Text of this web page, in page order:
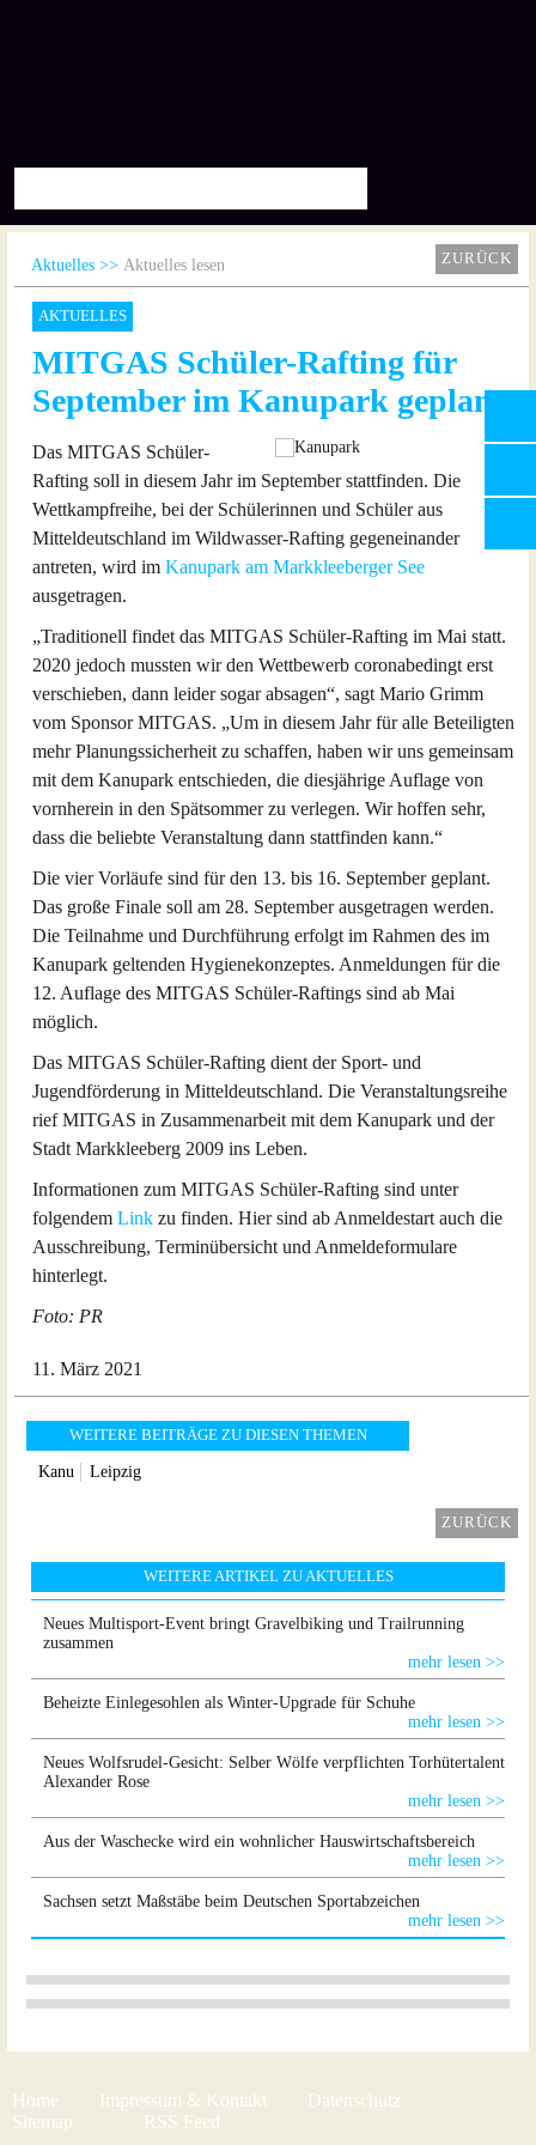
ZURÜCK
Aktuelles Aktuelles lesen
AKTUELLES
MITGAS Schüler-Rafting für
September im Kanupark geplant
Das MITGAS Schüler-
Rafting soll in diesem Jahr im September stattfinden. Die
Wettkampfreihe, bei der Schülerinnen und Schüler aus
Mitteldeutschland im Wildwasser-Rafting gegeneinander
antreten, wird im Kanupark am Markkleeberger See
ausgetragen.
„Traditionell findet das MITGAS Schüler-Rafting im Mai statt.
2020 jedoch mussten wir den Wettbewerb coronabedingt erst
verschieben, dann leider sogar absagen“, sagt Mario Grimm
vom Sponsor MITGAS. „Um in diesem Jahr für alle Beteiligten
mehr Planungssicherheit zu schaffen, haben wir uns gemeinsam
mit dem Kanupark entschieden, die diesjährige Auflage von
vornherein in den Spätsommer zu verlegen. Wir hoffen sehr,
dass die beliebte Veranstaltung dann stattfinden kann.“
Die vier Vorläufe sind für den 13. bis 16. September geplant.
Das große Finale soll am 28. September ausgetragen werden.
Die Teilnahme und Durchführung erfolgt im Rahmen des im
Kanupark geltenden Hygienekonzeptes. Anmeldungen für die
12. Auflage des MITGAS Schüler-Raftings sind ab Mai
möglich.
Das MITGAS Schüler-Rafting dient der Sport- und
Jugendförderung in Mitteldeutschland. Die Veranstaltungsreihe
rief MITGAS in Zusammenarbeit mit dem Kanupark und der
Stadt Markkleeberg 2009 ins Leben.
Informationen zum MITGAS Schüler-Rafting sind unter
folgendem Link zu finden. Hier sind ab Anmeldestart auch die
Ausschreibung, Terminübersicht und Anmeldeformulare
hinterlegt.
Foto: PR
11. März 2021
WEITERE BEITRÄGE ZU DIESEN THEMEN
Kanu Leipzig
ZURÜCK
WEITERE ARTIKEL ZU AKTUELLES
Neues Multisport-Event bringt Gravelbiking und Trailrunning
zusammen
mehr lesen >>
Beheizte Einlegesohlen als Winter-Upgrade für Schuhe
mehr lesen >>
Neues Wolfsrudel-Gesicht: Selber Wölfe verpflichten Torhütertalent
Alexander Rose
mehr lesen >>
Aus der Waschecke wird ein wohnlicher Hauswirtschaftsbereich
mehr lesen >>
Sachsen setzt Maßstäbe beim Deutschen Sportabzeichen
mehr lesen >>
Home Impressum & Kontakt
Datenschutz
Sitemap
RSS Feed